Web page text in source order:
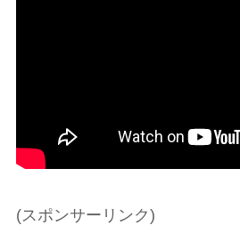
(スポンサーリンク)